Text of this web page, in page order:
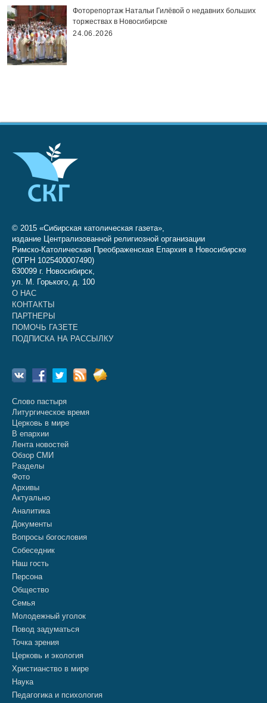
Фоторепортаж Натальи Гилёвой о недавних больших
торжествах в Новосибирске
24.06.2026
© 2015 «Сибирская католическая газета»,
издание Централизованной религиозной организации
Римско-Католическая Преображенская Епархия в Новосибирске
(ОГРН 1025400007490)
630099 г. Новосибирск,
ул. М. Горького, д. 100
О НАС
КОНТАКТЫ
ПАРТНЕРЫ
ПОМОЧЬ ГАЗЕТЕ
ПОДПИСКА НА РАССЫЛКУ
Слово пастыря
Литургическое время
Церковь в мире
В епархии
Лента новостей
Обзор СМИ
Разделы
Фото
Архивы
Актуально
Аналитика
Документы
Вопросы богословия
Собеседник
Наш гость
Персона
Общество
Семья
Молодежный уголок
Повод задуматься
Точка зрения
Церковь и экология
Христианство в мире
Наука
Педагогика и психология